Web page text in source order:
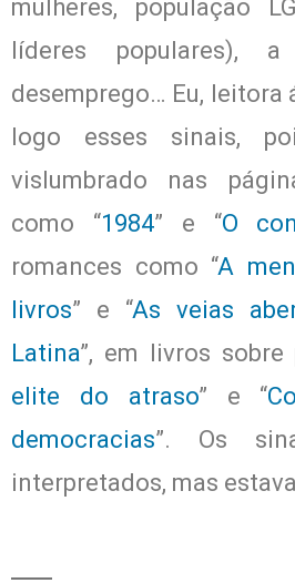
mulheres, população
líderes populares),
desemprego… Eu, leitora
logo esses sinais,
vislumbrado nas
como “1984” e “O
romances como “A
livros” e “As veias
Latina”, em livros
elite do atraso” e “
democracias”. Os
interpretados, mas